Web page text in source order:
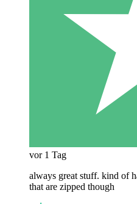
vor 1 Tag
always great stuff. kind of
that are zipped though